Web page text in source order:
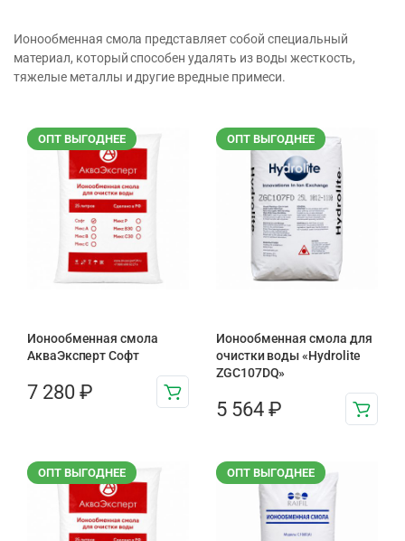
Ионообменная смола представляет собой специальный
материал, который способен удалять из воды жесткость,
тяжелые металлы и другие вредные примеси.
ОПТ ВЫГОДНЕЕ
Ионообменная смола
АкваЭксперт Софт
7 280 ₽
ОПТ ВЫГОДНЕЕ
Ионообменная смола для
очистки воды «Hydrolite
ZGC107DQ»
5 564 ₽
ОПТ ВЫГОДНЕЕ ОПТ ВЫГОДНЕЕ